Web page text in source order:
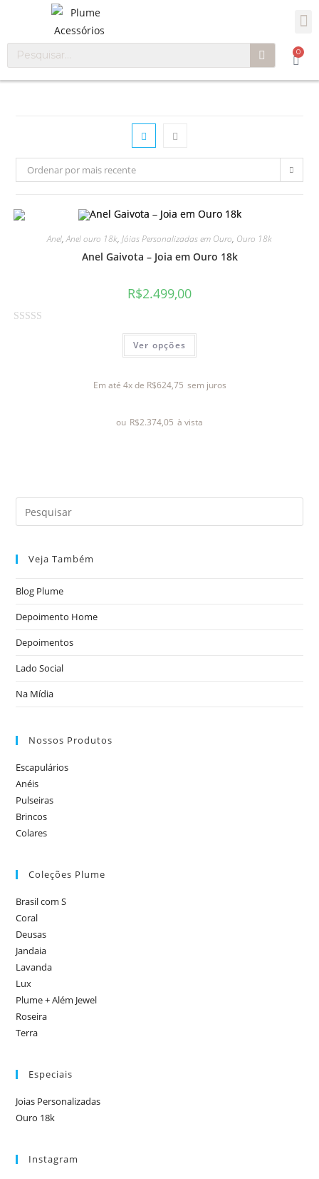
0
Ordenar por mais recente
Anel,Anel ouro 18k, Jóias Personalizadas em Ouro, Ouro 18k
Anel Gaivota – Joia em Ouro 18k
R$2.499,00
Ver opções
Em até 4x de R$624,75 sem juros
ou R$2.374,05 à vista
Veja Também
Blog Plume
Depoimento Home
Depoimentos
Lado Social
Na Mídia
Nossos Produtos
Escapulários
Anéis
Pulseiras
Brincos
Colares
Coleções Plume
Brasil com S
Coral
Deusas
Jandaia
Lavanda
Lux
Plume + Além Jewel
Roseira
Terra
Especiais
Joias Personalizadas
Ouro 18k
Instagram